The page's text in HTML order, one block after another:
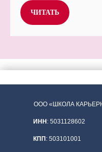
ЧИТАТЬ
ООО «ШКОЛА
КПП: 503101001
ИНН: 5031128602